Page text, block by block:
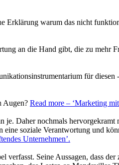
Erklärung warum das nicht
an die Hand gibt, die zu mehr
für diesen
Augen? Read more – ‘Marketing
Daher nochmals
soziale Verantwortung und
Unternehmen’.
Seine Aussagen, dass